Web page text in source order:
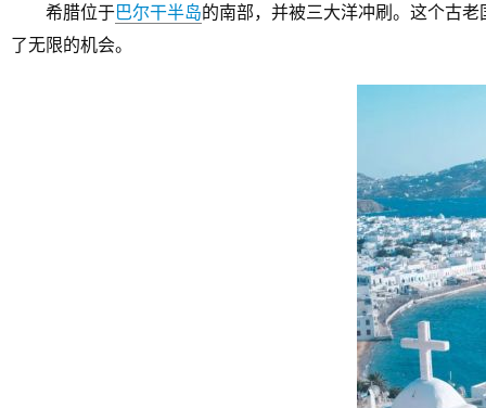
希腊位于巴尔干半岛的南部，并被三大洋冲刷。这个古
了无限的机会。